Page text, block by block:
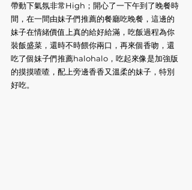
帶動下氣氛非常High；開心了一下午到了晚餐時
間，在一間由妹子們推薦的餐廳吃晚餐，這邊的
妹子在情緒價值上真的給好給滿，吃飯過程為你
裝飯盛菜，還時不時餵你兩口，再來個香吻，還
吃了個妹子們推薦halohalo，吃起來像是加強版
的摸摸喳喳，配上旁邊香香又溫柔的妹子，特別
好吃。